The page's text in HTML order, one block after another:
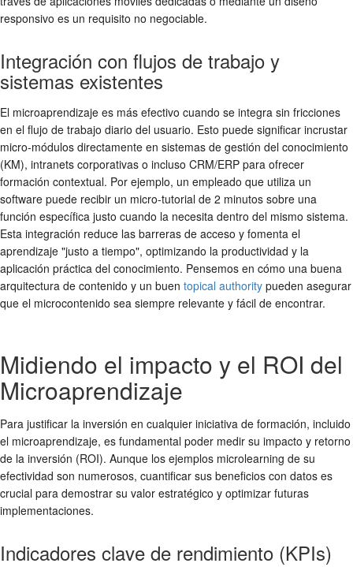
responsivo es un requisito no negociable.
Integración con flujos de trabajo y
sistemas existentes
El microaprendizaje es más efectivo cuando se integra sin fricciones
en el flujo de trabajo diario del usuario. Esto puede significar incrustar
micro-módulos directamente en sistemas de gestión del conocimiento
(KM), intranets corporativas o incluso CRM/ERP para ofrecer
formación contextual. Por ejemplo, un empleado que utiliza un
software puede recibir un micro-tutorial de 2 minutos sobre una
función específica justo cuando la necesita dentro del mismo sistema.
Esta integración reduce las barreras de acceso y fomenta el
aprendizaje "justo a tiempo", optimizando la productividad y la
aplicación práctica del conocimiento. Pensemos en cómo una buena
arquitectura de contenido y un buen topical authority pueden asegurar
que el microcontenido sea siempre relevante y fácil de encontrar.
Midiendo el impacto y el ROI del
Microaprendizaje
Para justificar la inversión en cualquier iniciativa de formación, incluido
el microaprendizaje, es fundamental poder medir su impacto y retorno
de la inversión (ROI). Aunque los ejemplos microlearning de su
efectividad son numerosos, cuantificar sus beneficios con datos es
crucial para demostrar su valor estratégico y optimizar futuras
implementaciones.
Indicadores clave de rendimiento (KPIs)